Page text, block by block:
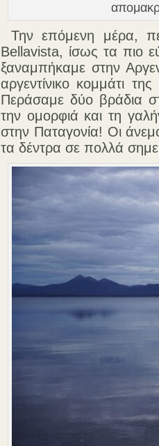
Την επόμενη μέρα,
Bellavista, ίσως τα πιο
ξαναμπήκαμε στην
αργεντίνικο κομμάτι
Περάσαμε δύο βράδια
την ομορφιά και τη
στην Παταγονία! Οι
τα δέντρα σε πολλά